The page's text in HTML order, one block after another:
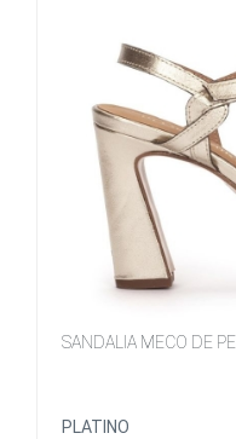
SANDALIA MECO DE
PLATINO